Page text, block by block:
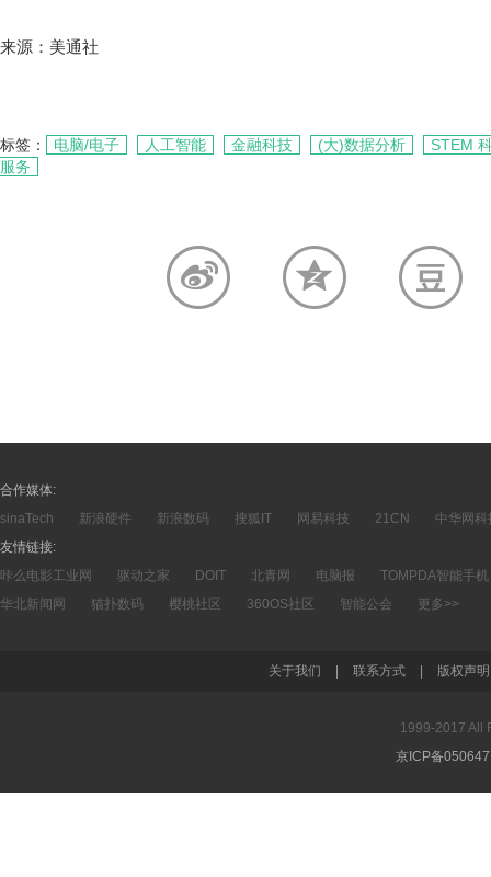
来源：美通社
标签： 电脑/电子 人工智能 金融科技 (大)数据分析
STEM
服务
合作媒体:
sinaTech
新浪硬件 新浪数码 搜狐IT 网易科技 21CN
中华网科
友情链接:
咔么电影工业网
驱动之家 DOIT 北青网 电脑报
TOMPDA智能手机
华北新闻网
猫扑数码 樱桃社区 360OS社区 智能公会 更多>>
关于我们 联系方式 版权声明
1999-2017 All
京ICP备